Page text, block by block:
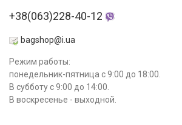
+38(063)228-40-12
bagshop@i.ua
Режим работы:
понедельник-пятница с 9:00 до 18:00.
В субботу с 9:00 до 14:00.
В воскресенье - выходной.